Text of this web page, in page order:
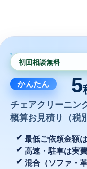
初回相談無料
かんたん 5
チェアクリーニン
概算お見積り（税
最低ご依頼金額
高速・駐車は実
混合（ソファ・